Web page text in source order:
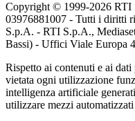
Copyright © 1999-2026 RTI
03976881007 - Tutti i diritti
S.p.A. - RTI S.p.A.,
Bassi) - Uffici Viale Europa
Rispetto ai contenuti e ai
vietata ogni utilizzazione
intelligenza artificiale
utilizzare mezzi